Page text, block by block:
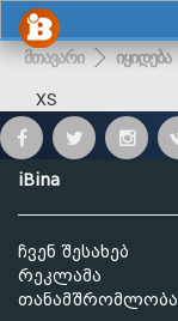
მთავარი იყიდება
XS
iBina
ჩვენ შესახებ
რეკლამა
თანამშრომლობა